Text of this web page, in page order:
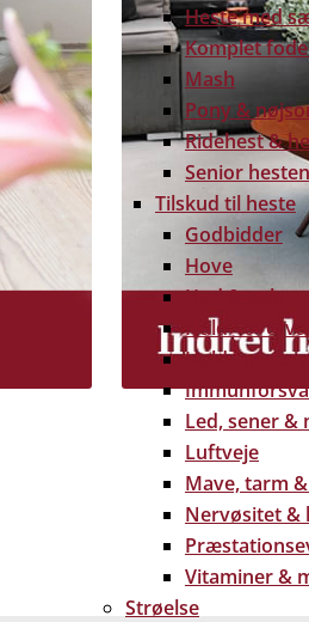
Heste med
Komplet
Mash
Pony &
Ridehest &
Senior hesten
Tilskud til heste
Godbidder
Hove
Hud & pels
Huld -
Huld -
Led, sener &
Luftveje
Mave, tarm
Nervøsitet &
Vitaminer &
Strøelse
Vi leverer gratis dine træpiller
uge, så du kan få leveret